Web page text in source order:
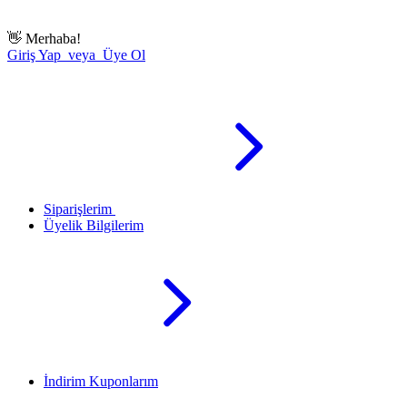
👋 Merhaba!
Giriş Yap veya Üye Ol
Siparişlerim
Üyelik Bilgilerim
İndirim Kuponlarım